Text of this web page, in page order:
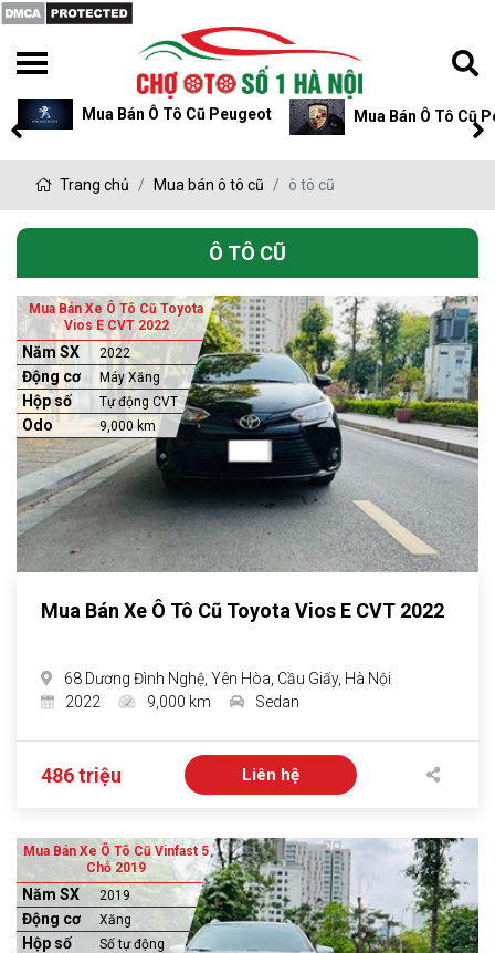
Mua Bán Ô Tô Cũ Peugeot Mua Bán Ô Tô Cũ
Trang chủ Mua bán ô tô cũ ô tô cũ
Ô TÔ CŨ
Mua Bán Xe Ô Tô Cũ Toyota
Vios E CVT 2022
Năm SX 2022
Động cơ Máy Xăng
Hộp số Tự động CVT
Odo 9,000 km
Mua Bán Xe Ô Tô Cũ Toyota Vios E CVT 2022
68 Dương Đình Nghệ, Yên Hòa, Cầu Giấy, Hà Nội
2022
9,000 km Sedan
486 triệu Liên hệ
Mua Bán Xe Ô Tô Cũ Vinfast 5
Chỗ 2019
Năm SX 2019
Động cơ Xăng
Hộp số Số tự động